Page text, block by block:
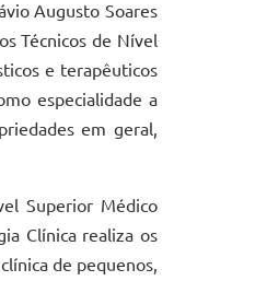
Augusto Soares
Técnicos de Nível
e terapêuticos
especialidade a
em geral,
Superior Médico
Clínica realiza os
de pequenos,